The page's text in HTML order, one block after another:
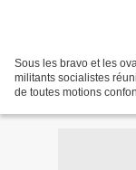
Sous les bravo et les
militants socialistes
de toutes motions